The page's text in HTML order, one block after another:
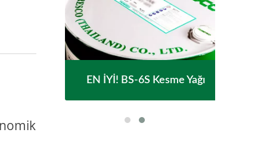
EN İYİ! BS-6S Kesme Yağı